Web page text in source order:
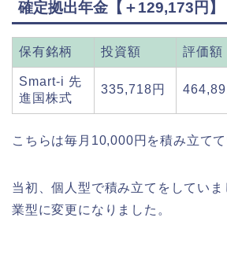
確定拠出年金【＋129,173円】
保有銘柄 投資額 評価額
Smart-i 先
進国株式
335,718円
こちらは毎月10,000円を積み立てて
当初、個人型で積み立てをしてい
業型に変更になりました。